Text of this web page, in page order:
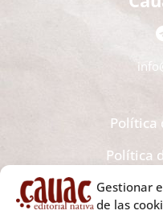
Gestionar
de las
Política
Política
Recibe todas las